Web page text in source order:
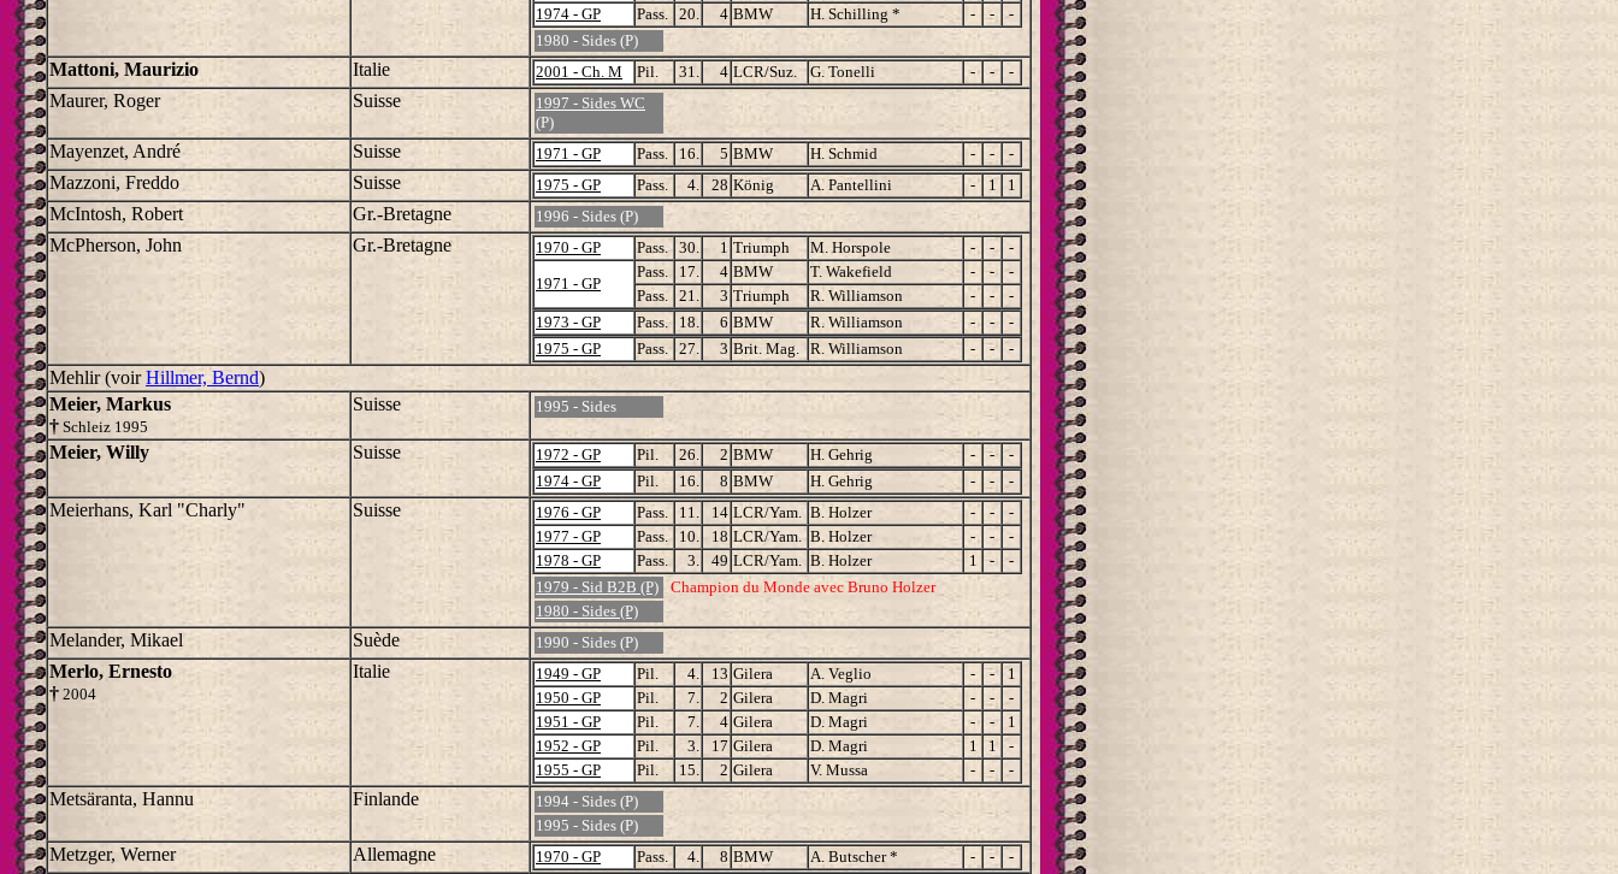
1974 - GP
Pass. 20. 4 BMW H. Schilling * - -
-
1980 - Sides (P)
Mattoni, Maurizio Italie 2001 - Ch. M Pil. 31. 4 LCR/Suz. G. Tonelli - - -
Maurer, Roger Suisse
1997 - Sides WC
(P)
Mayenzet, André Suisse 1971 - GP Pass. 16. 5 BMW H. Schmid - - -
Mazzoni, Freddo Suisse 1975 - GP Pass. 4. 28 König A. Pantellini - 1 1
McIntosh, Robert Gr.-Bretagne 1996 - Sides (P)
McPherson, John Gr.-Bretagne 1970 - GP Pass. 30. 1 Triumph M. Horspole - -
-
1971 - GP
Pass. 17. 4 BMW T. Wakefield - -
-
Pass. 21. 3 Triumph R. Williamson - -
-
1973 - GP
Pass. 18. 6 BMW R. Williamson - -
-
1975 - GP
Pass. 27. 3 Brit. Mag. R. Williamson - - -
Mehlir (voirHillmer, Bernd)
Meier, Markus
† Schleiz 1995
Suisse 1995 - Sides
Meier, Willy Suisse 1972 - GP Pil. 26. 2 BMW H. Gehrig - -
-
1974 - GP
Pil. 16. 8 BMW H. Gehrig - - -
Meierhans, Karl "Charly" Suisse 1976 - GP Pass. 11. 14 LCR/Yam. B. Holzer - -
-
1977 - GP
Pass. 10. 18 LCR/Yam. B. Holzer - -
-
1978 - GP
Pass. 3. 49 LCR/Yam. B. Holzer 1 -
-
1979 - Sid B2B (P)
Champion du Monde avec Bruno Holzer
1980 - Sides (P)
Melander, Mikael Suède 1990 - Sides (P)
Merlo, Ernesto
† 2004
Italie 1949 - GP Pil. 4. 13 Gilera A. Veglio - -
1
1950 - GP
Pil. 7. 2 Gilera D. Magri - -
-
1951 - GP
Pil. 7. 4 Gilera D. Magri - -
1
1952 - GP
Pil. 3. 17 Gilera D. Magri 1 1
-
1955 - GP
Pil. 15. 2 Gilera V. Mussa - - -
Metsäranta, Hannu Finlande
1994 - Sides (P)
1995 - Sides (P)
Metzger, Werner Allemagne 1970 - GP Pass. 4. 8 BMW A. Butscher * - - -